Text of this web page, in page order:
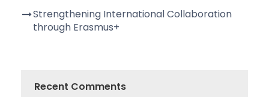
Strengthening International Collaboration
through Erasmus+
Recent Comments